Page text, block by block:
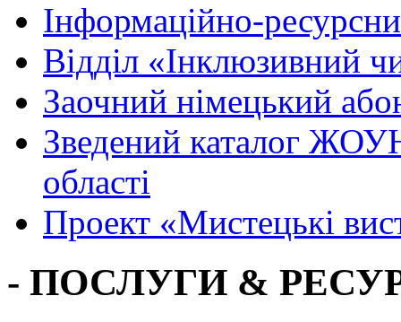
Інформаційно-
Вiддiл «Інклюзивний
Заочний німецький
Зведений каталог
області
Проект «Мистецькі
- ПОСЛУГИ &